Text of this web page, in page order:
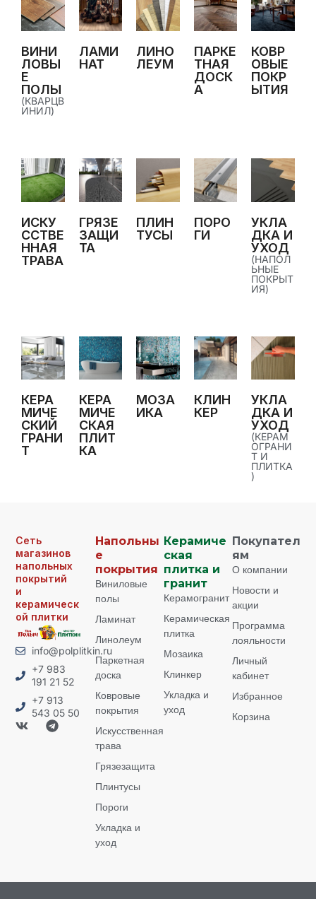
ВИНИ
ЛОВЫ
Е
ПОЛЫ
(КВАРЦВ
ИНИЛ)
ЛАМИ
НАТ
ЛИНО
ЛЕУМ
ПАРКЕ
ТНАЯ
ДОСК
А
КОВР
ОВЫЕ
ПОКР
ЫТИЯ
ИСКУ
ССТВЕ
ННАЯ
ТРАВА
ГРЯЗЕ
ЗАЩИ
ТА
ПЛИН
ТУСЫ
ПОРО
ГИ
УКЛА
ДКА И
УХОД
(НАПОЛ
ЬНЫЕ
ПОКРЫТ
ИЯ)
КЕРА
МИЧЕ
СКИЙ
ГРАНИ
Т
КЕРА
МИЧЕ
СКАЯ
ПЛИТ
КА
МОЗА
ИКА
КЛИН
КЕР
УКЛА
ДКА И
УХОД
(КЕРАМ
ОГРАНИ
Т И
ПЛИТКА
)
Сеть
магазинов
напольных
покрытий
и
керамическ
ой плитки
info@polplitkin.ru
+7 983
191 21 52
+7 913
543 05 50
Напольны
е
покрытия
Виниловые
полы
Ламинат
Линолеум
Паркетная
доска
Ковровые
покрытия
Искусственная
трава
Грязезащита
Плинтусы
Пороги
Укладка и
уход
Керамиче
ская
плитка и
гранит
Керамогранит
Керамическая
плитка
Мозаика
Клинкер
Укладка и
уход
Покупател
ям
О компании
Новости и
акции
Программа
лояльности
Личный
кабинет
Избранное
Корзина